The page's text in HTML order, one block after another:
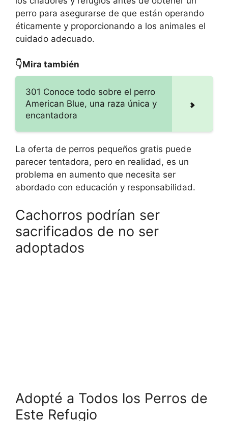
perro para asegurarse de que están operando
éticamente y proporcionando a los animales el
cuidado adecuado.
👇Mira también
301 Conoce todo sobre el perro
American Blue, una raza única y
encantadora
La oferta de perros pequeños gratis puede
parecer tentadora, pero en realidad, es un
problema en aumento que necesita ser
abordado con educación y responsabilidad.
Cachorros podrían ser
sacrificados de no ser
adoptados
Adopté a Todos los Perros de
Este Refugio